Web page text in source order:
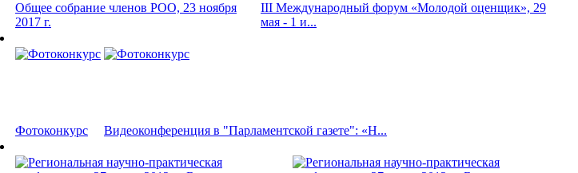
Общее собрание членов РОО, 23 ноября
2017 г.
III Международный форум «Молодой оценщик», 29
мая - 1 и...
Фотоконкурс Видеоконференция в "Парламентской газете": «Н...